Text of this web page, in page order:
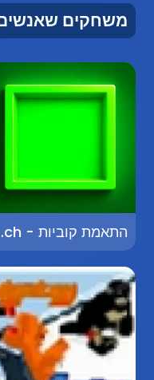
משחקים שאנשים
התאמת קוביות - Cube Match